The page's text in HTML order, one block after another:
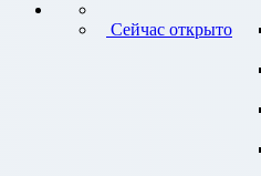
Сейчас открыто